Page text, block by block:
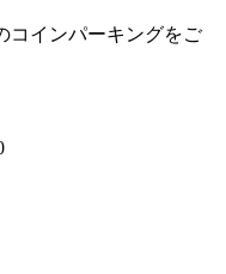
コインパーキングをご